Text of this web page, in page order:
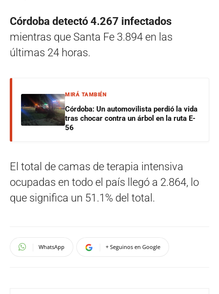
Córdoba detectó 4.267 infectados
mientras que Santa Fe 3.894 en las
últimas 24 horas.
MIRÁ TAMBIÉN
Córdoba: Un automovilista perdió la vida
tras chocar contra un árbol en la ruta E-
56
El total de camas de terapia intensiva
ocupadas en todo el país llegó a 2.864, lo
que significa un 51.1% del total.
WhatsApp + Seguinos en Google